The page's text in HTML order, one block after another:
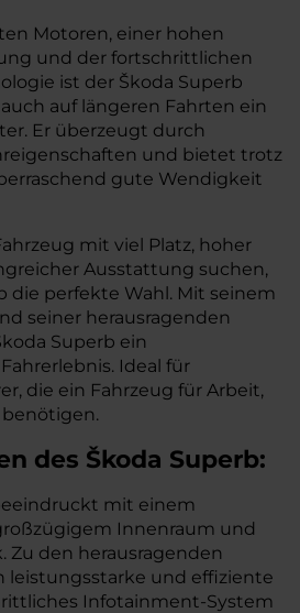
Motoren, einer hohen
und der fortschrittlichen
ist der Škoda Superb
auf längeren Fahrten ein
Er überzeugt durch
und bietet trotz
gute Wendigkeit
mit viel Platz, hoher
Ausstattung suchen,
die perfekte Wahl. Mit seinem
seiner herausragenden
Superb ein
Ideal für
die ein Fahrzeug für Arbeit,
benötigen.
des Škoda Superb:
mit einem
Innenraum und
Zu den herausragenden
leistungsstarke und effiziente
Infotainment-System